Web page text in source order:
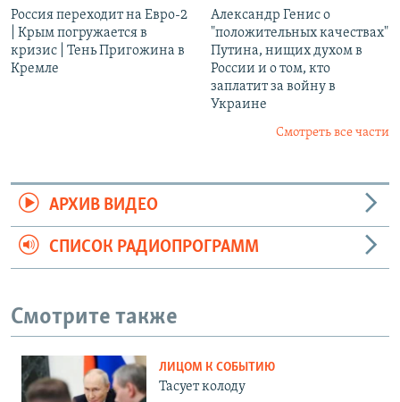
Россия переходит на Евро-2
| Крым погружается в
кризис | Тень Пригожина в
Кремле
Александр Генис о
"положительных качествах"
Путина, нищих духом в
России и о том, кто
заплатит за войну в
Украине
Смотреть все части
АРХИВ ВИДЕО
СПИСОК РАДИОПРОГРАММ
Смотрите также
ЛИЦОМ К СОБЫТИЮ
Тасует колоду